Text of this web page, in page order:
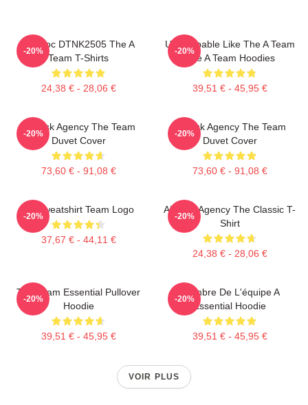
Murdoc DTNK2505 The A
Team T-Shirts
24,38 € - 28,06 €
-20%
Unstoppable Like The A Team
The A Team Hoodies
39,51 € - 45,95 €
-20%
All-Risk Agency The Team
Duvet Cover
73,60 € - 91,08 €
-20%
All Risk Agency The Team
Duvet Cover
73,60 € - 91,08 €
-20%
Le Sweatshirt Team Logo
37,67 € - 44,11 €
-20%
All-Risk Agency The Classic T-
Shirt
24,38 € - 28,06 €
-20%
The Team Essential Pullover
Hoodie
39,51 € - 45,95 €
-20%
Membre De L'équipe A
Essential Hoodie
39,51 € - 45,95 €
-20%
VOIR PLUS